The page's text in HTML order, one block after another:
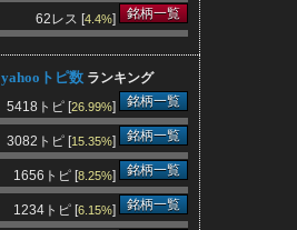
62レス [4.4%] 銘柄一覧
yahooトピ数 ランキング
5418トピ [26.99%] 銘柄一覧
3082トピ [15.35%] 銘柄一覧
1656トピ [8.25%] 銘柄一覧
1234トピ [6.15%] 銘柄一覧